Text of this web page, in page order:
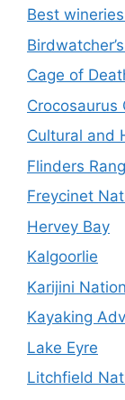
Best
Cage of
Crocosaurus
Cultural and
Flinders
Freycinet
Hervey Bay
Kalgoorlie
Karijini
Kayaking
Lake Eyre
Litchfield